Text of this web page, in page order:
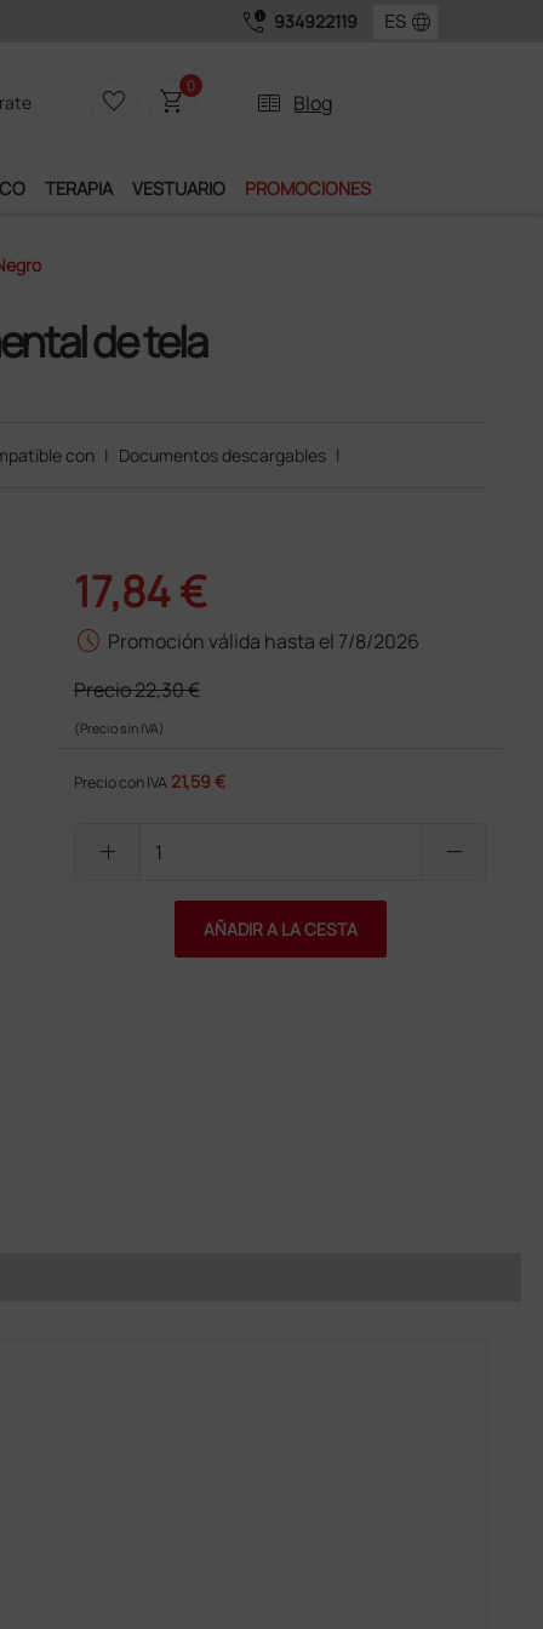
call_quality 934922119 language
favorite_border shopping_cart0
two_pager Blog
TERAPIA VESTUARIO PROMOCIONES
de tela
con | Documentos descargables |
17,84 €
schedule Promoción válida hasta el 7/8/2026
Precio22,30 €
(Precio sin IVA)
Precio con IVA 21,59 €
add remove
AÑADIR A LA CESTA